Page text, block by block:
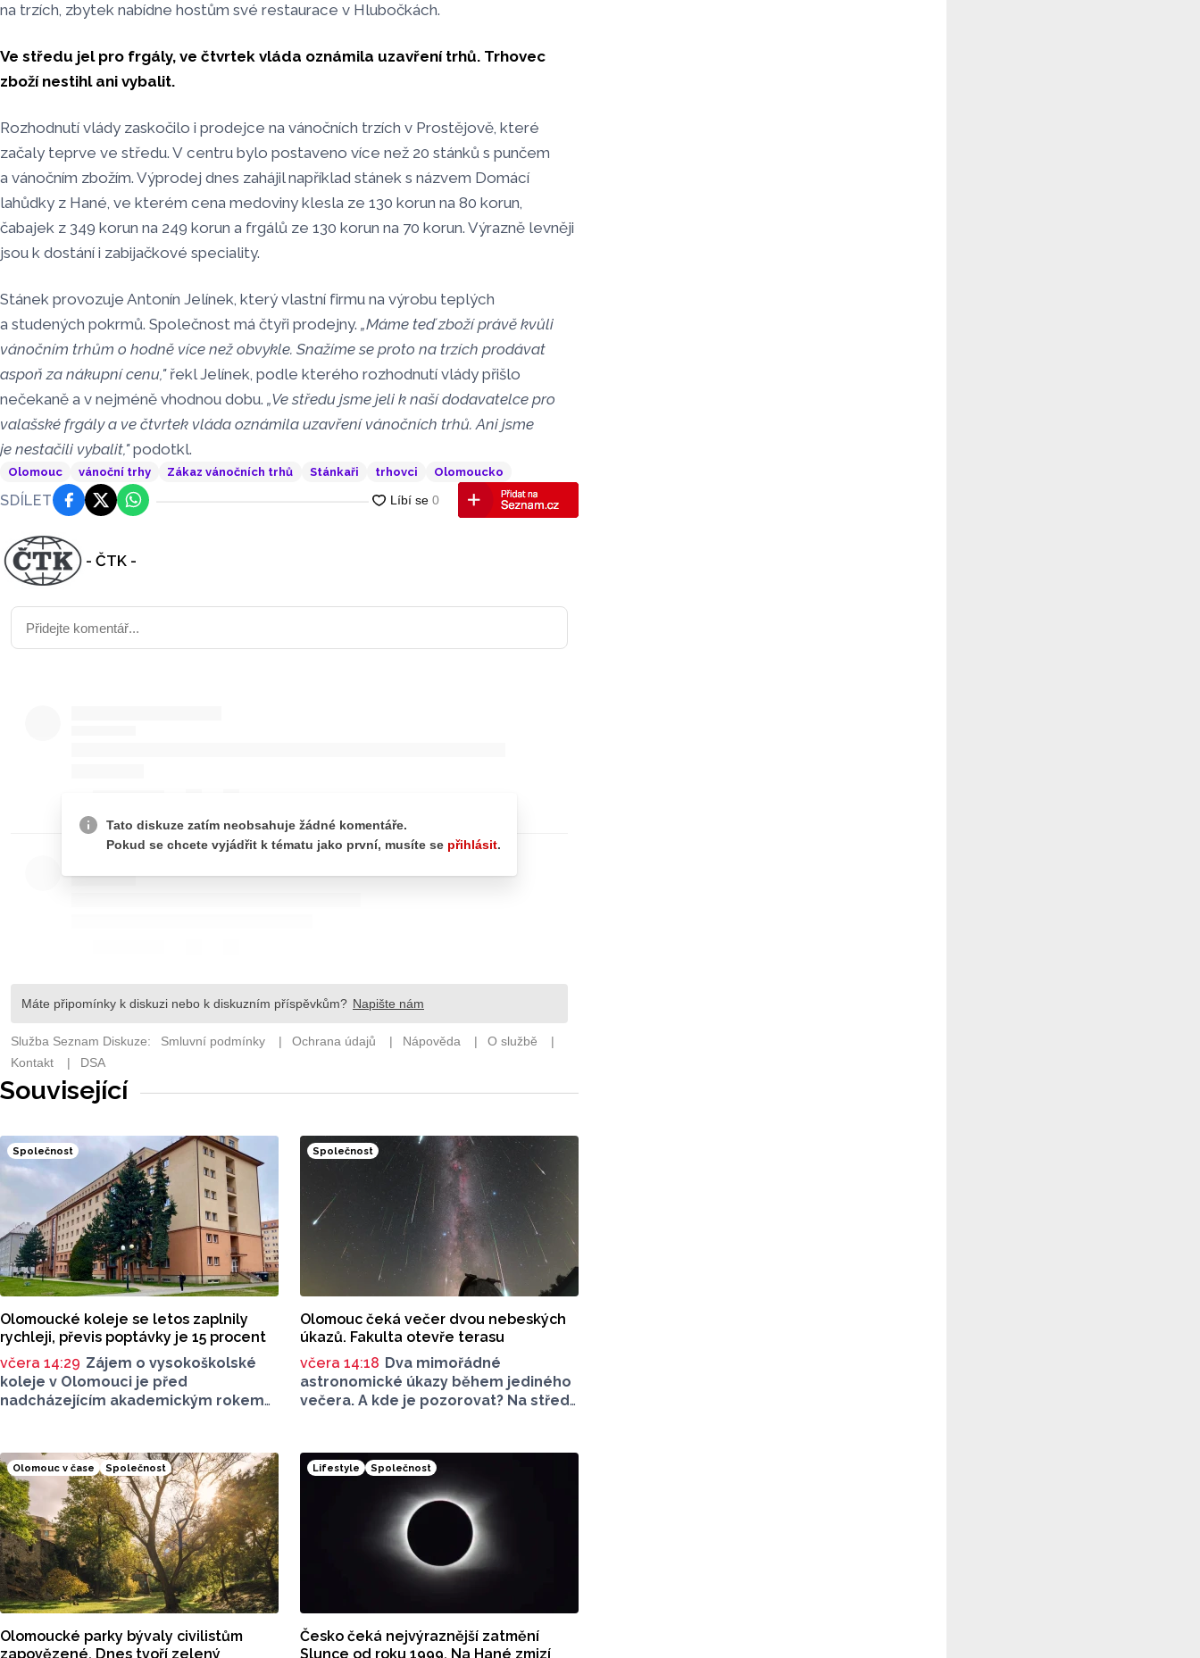
na trzích, zbytek nabídne hostům své restaurace v Hlubočkách.
Ve středu jel pro frgály, ve čtvrtek vláda oznámila uzavření trhů. Trhovec
zboží nestihl ani vybalit.
Rozhodnutí vlády zaskočilo i prodejce na vánočních trzích v Prostějově, které
začaly teprve ve středu. V centru bylo postaveno více než 20 stánků s punčem
a vánočním zbožím. Výprodej dnes zahájil například stánek s názvem Domácí
lahůdky z Hané, ve kterém cena medoviny klesla ze 130 korun na 80 korun,
čabajek z 349 korun na 249 korun a frgálů ze 130 korun na 70 korun. Výrazně levněji
jsou k dostání i zabijačkové speciality.
Stánek provozuje Antonín Jelínek, který vlastní firmu na výrobu teplých
a studených pokrmů. Společnost má čtyři prodejny. „Máme teď zboží právě kvůli
vánočním trhům o hodně více než obvykle. Snažíme se proto na trzích prodávat
aspoň za nákupní cenu," řekl Jelínek, podle kterého rozhodnutí vlády přišlo
nečekaně a v nejméně vhodnou dobu. „Ve středu jsme jeli k naší dodavatelce pro
valašské frgály a ve čtvrtek vláda oznámila uzavření vánočních trhů. Ani jsme
je nestačili vybalit,"podotkl.
Olomouc vánoční trhy Zákaz vánočních trhů Stánkaři trhovci Olomoucko
SDÍLET FacebookPlatforma X
WhatsApp
- ČTK -
Související
Společnost
Olomoucké koleje se letos zaplnily
rychleji, převis poptávky je 15 procent
včera 14:29 Zájem o vysokoškolské
koleje v Olomouci je před
nadcházejícím akademickým rokem
kapacity. Letošní převis poptávky
je asi 15 procent, řekl ČTK mluvčí
Univerzity Palackého (UP) v Olomouci
Egon Havrlant. Celková kapacita lůžek
na kolejích je letos zhruba 4300,
o dalších přibližně 500 míst se tento
počet navýší příští rok po přestavbě
bloku kolejí J. L. Fischera, doplnil
mluvčí.
Společnost
Olomouc čeká večer dvou nebeských
úkazů. Fakulta otevře terasu
včera 14:18 Dva mimořádné
astronomické úkazy během jediného
večera. A kde je pozorovat? Na středu
Palackého i město Přerov. V Olomouci
se otevře terasa, v Přerově
Hvězdárna. Na obou místech bude
možné pohlédnout na slunce
speciální technikou.
Olomouc v čase Společnost
Olomoucké parky bývaly civilistům
zapovězené. Dnes tvoří zelený
Lifestyle Společnost
Česko čeká nejvýraznější zatmění
Slunce od roku 1999. Na Hané zmizí